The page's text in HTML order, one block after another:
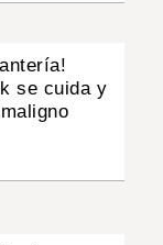
se cuida y